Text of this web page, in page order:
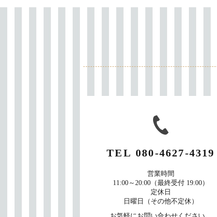
TEL080-4627-4319
営業時間
11:00～20:00（最終受付 19:00）
定休日
日曜日（その他不定休）